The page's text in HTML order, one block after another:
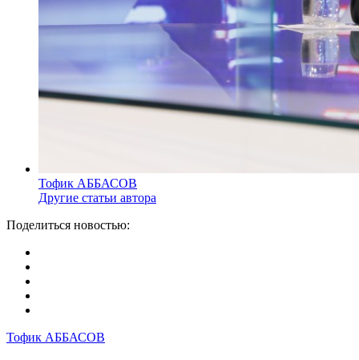
Тофик АББАСОВ
Другие статьи автора
Поделиться новостью:
Тофик АББАСОВ